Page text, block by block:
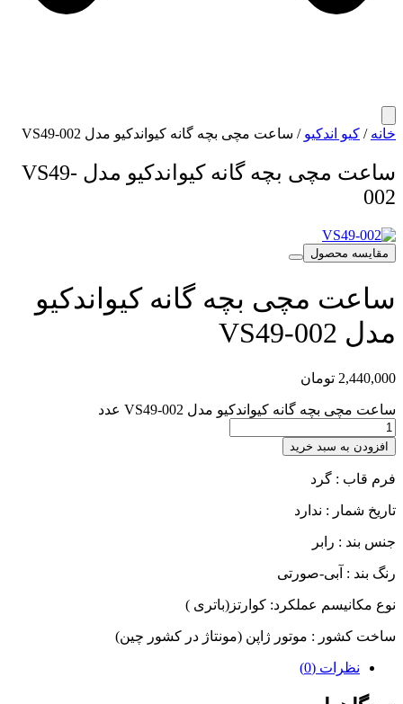
خانه / کیو اندکیو / ساعت مچی بچه گانه کیواندکیو مدل VS49-002
ساعت مچی بچه گانه کیواندکیو مدل VS49-
002
مقایسه محصول
ساعت مچی بچه گانه کیواندکیو
مدل VS49-002
2,440,000 تومان
ساعت مچی بچه گانه کیواندکیو مدل VS49-002 عدد
افزودن به سبد خرید
فرم قاب : گرد
تاریخ شمار : ندارد
جنس بند : رابر
رنگ بند : آبی-صورتی
نوع مکانیسم عملکرد: کوارتز(باتری )
ساخت کشور : موتور ژاپن (مونتاژ در کشور چین)
نظرات (0)